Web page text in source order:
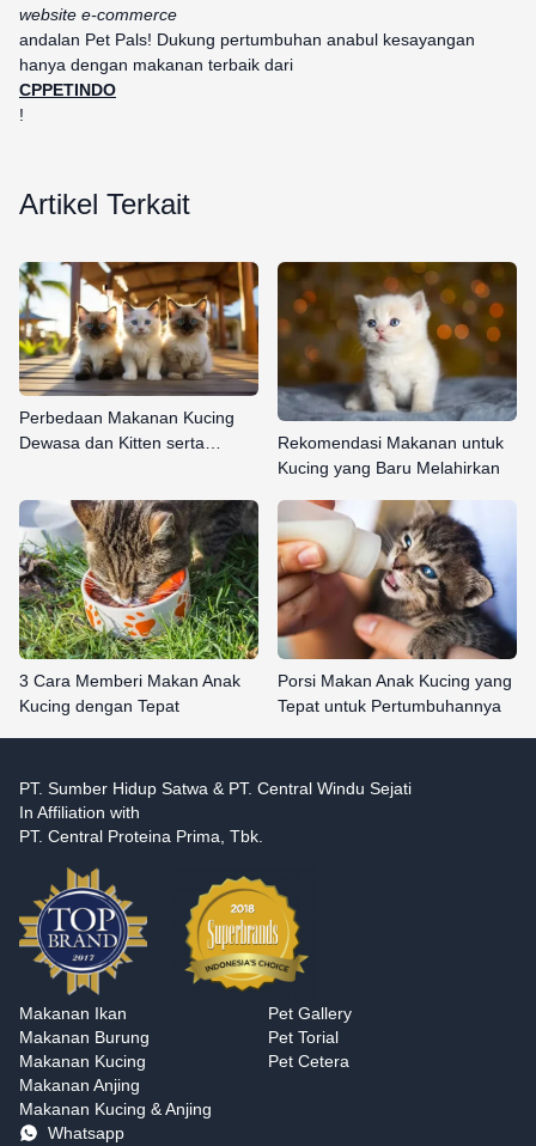
website e-commerce
andalan Pet Pals! Dukung pertumbuhan anabul kesayangan
hanya dengan makanan terbaik dari
CPPETINDO
!
Artikel Terkait
Perbedaan Makanan Kucing
Dewasa dan Kitten serta…
Rekomendasi Makanan untuk
Kucing yang Baru Melahirkan
3 Cara Memberi Makan Anak
Kucing dengan Tepat
Porsi Makan Anak Kucing yang
Tepat untuk Pertumbuhannya
PT. Sumber Hidup Satwa & PT. Central Windu Sejati
In Affiliation with
PT. Central Proteina Prima, Tbk.
Makanan Ikan
Makanan Burung
Makanan Kucing
Makanan Anjing
Makanan Kucing & Anjing
Pet Gallery
Pet Torial
Pet Cetera
Whatsapp